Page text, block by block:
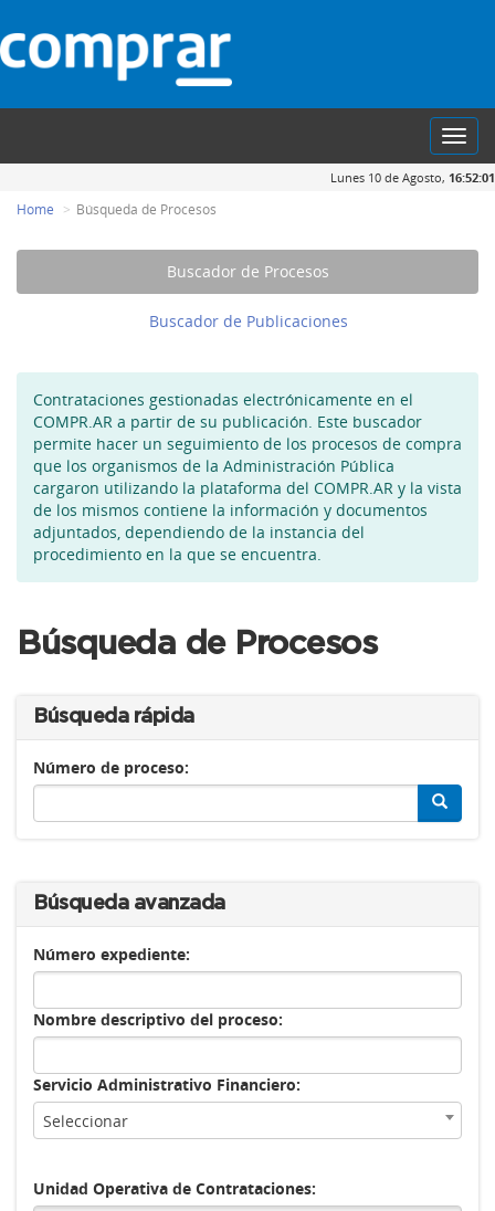
Lunes 10 de Agosto, 16:52:01
Home Búsqueda de Procesos
Buscador de Procesos
Buscador de Publicaciones
Contrataciones gestionadas electrónicamente en el
COMPR.AR a partir de su publicación. Este buscador
permite hacer un seguimiento de los procesos de compra
que los organismos de la Administración Pública
cargaron utilizando la plataforma del COMPR.AR y la vista
de los mismos contiene la información y documentos
adjuntados, dependiendo de la instancia del
procedimiento en la que se encuentra.
Búsqueda de Procesos
Búsqueda rápida
Número de proceso:
Búsqueda avanzada
Número expediente:
Nombre descriptivo del proceso:
Servicio Administrativo Financiero:
Seleccionar
Unidad Operativa de Contrataciones: